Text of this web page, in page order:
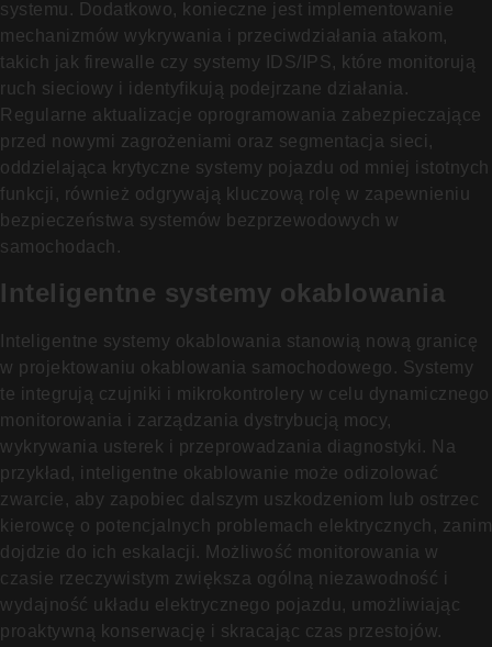
systemu. Dodatkowo, konieczne jest implementowanie
mechanizmów wykrywania i przeciwdziałania atakom,
takich jak firewalle czy systemy IDS/IPS, które monitorują
ruch sieciowy i identyfikują podejrzane działania.
Regularne aktualizacje oprogramowania zabezpieczające
przed nowymi zagrożeniami oraz segmentacja sieci,
oddzielająca krytyczne systemy pojazdu od mniej istotnych
funkcji, również odgrywają kluczową rolę w zapewnieniu
bezpieczeństwa systemów bezprzewodowych w
samochodach.
Inteligentne systemy okablowania
Inteligentne systemy okablowania stanowią nową granicę
w projektowaniu okablowania samochodowego. Systemy
te integrują czujniki i mikrokontrolery w celu dynamicznego
monitorowania i zarządzania dystrybucją mocy,
wykrywania usterek i przeprowadzania diagnostyki. Na
przykład, inteligentne okablowanie może odizolować
zwarcie, aby zapobiec dalszym uszkodzeniom lub ostrzec
kierowcę o potencjalnych problemach elektrycznych, zanim
dojdzie do ich eskalacji. Możliwość monitorowania w
czasie rzeczywistym zwiększa ogólną niezawodność i
wydajność układu elektrycznego pojazdu, umożliwiając
proaktywną konserwację i skracając czas przestojów.